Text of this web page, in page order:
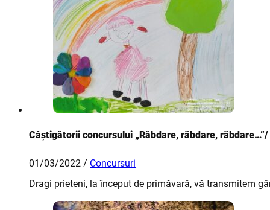
Câștigătorii concursului „Răbdare, răbdare,
01/03/2022 / Concursuri
Dragi prieteni, la început de primăvară, vă transmitem